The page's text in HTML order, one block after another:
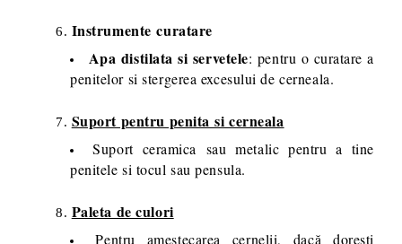
Instrumente curatare
Apa distilata si servetele: pentru o curatare a
penitelor si stergerea excesului de cerneala.
Suport pentru penita si cerneala
Suport ceramica sau metalic pentru a tine
penitele si tocul sau pensula.
Paleta de culori
Pentru amestecarea cernelii, dacă doresti